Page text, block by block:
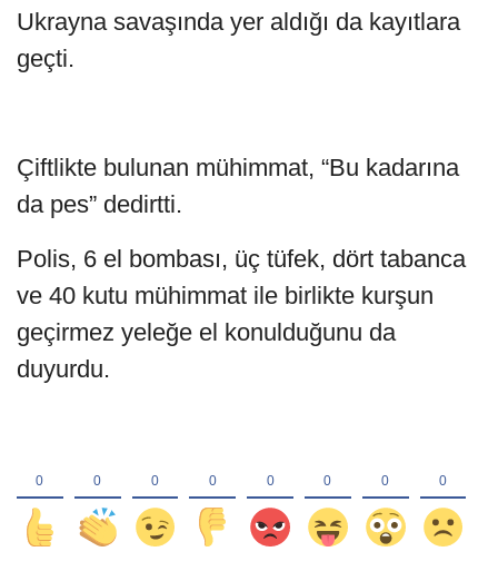
Ukrayna savaşında yer aldığı da kayıtlara
geçti.
Çiftlikte bulunan mühimmat, “Bu kadarına
da pes” dedirtti.
Polis, 6 el bombası, üç tüfek, dört tabanca
ve 40 kutu mühimmat ile birlikte kurşun
geçirmez yeleğe el konulduğunu da
duyurdu.